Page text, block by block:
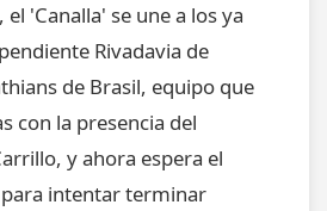
'Canalla' se une a los ya
Rivadavia de
de Brasil, equipo que
con la presencia del
y ahora espera el
intentar terminar